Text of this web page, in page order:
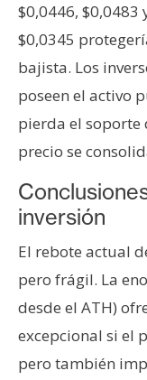
$0,0446, $0,0483
$0,0345
bajista. Los
poseen el activo
pierda el soporte
precio se
inversión
El rebote actual
pero frágil. La
desde el ATH)
excepcional si el
pero también